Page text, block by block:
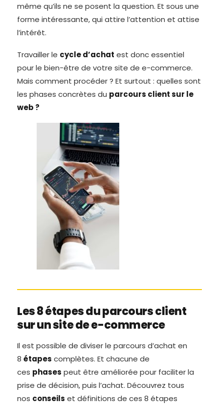
même qu’ils ne se posent la question. Et sous une
forme intéressante, qui attire l’attention et attise
l’intérêt.
Travailler le cycle d’achat est donc essentiel
pour le bien-être de votre site de e-commerce.
Mais comment procéder ? Et surtout : quelles sont
les phases concrètes du parcours client sur le
web ?
Les 8 étapes du parcours client
sur un site de e-commerce
Il est possible de diviser le parcours d’achat en
8 étapes complètes. Et chacune de
ces phases peut être améliorée pour faciliter la
prise de décision, puis l’achat. Découvrez tous
nos conseils et définitions de ces 8 étapes